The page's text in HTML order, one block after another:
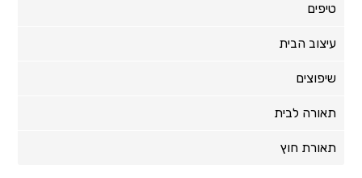
טיפים
עיצוב הבית
שיפוצים
תאורה לבית
תאורת חוץ